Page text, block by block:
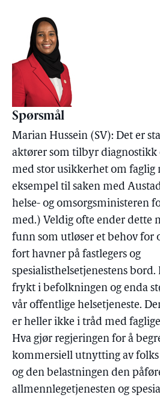
Spørsmål
Marian Hussein (SV): Det er
aktører som tilbyr diagnostikk
med stor usikkerhet om faglig
eksempel til saken med
helse- og omsorgsministeren
med.) Veldig ofte ender dette
funn som utløser et behov for
fort havner på fastlegers og
spesialisthelsetjenestens
frykt i befolkningen og enda
vår offentlige helsetjeneste.
er heller ikke i tråd med
Hva gjør regjeringen for å
kommersiell utnytting av folks
og den belastningen den
allmennlegetjenesten og